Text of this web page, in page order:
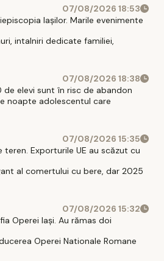
07/08/2026 18:53
Iașilor. Marile evenimente
intalniri dedicate familiei,
07/08/2026 18:38
de elevi sunt în risc de abandon
noapte adolescentul care
07/08/2026 15:35
teren. Exporturile UE au scăzut cu
al comertului cu bere, dar 2025
07/08/2026 15:32
Operei Iași. Au rămas doi
Operei Nationale Romane